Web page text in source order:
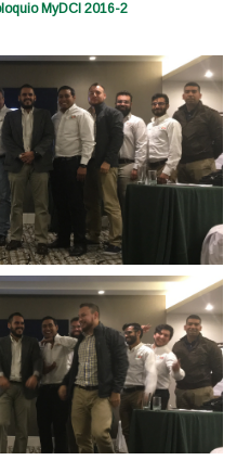
MyDCI 2016-2